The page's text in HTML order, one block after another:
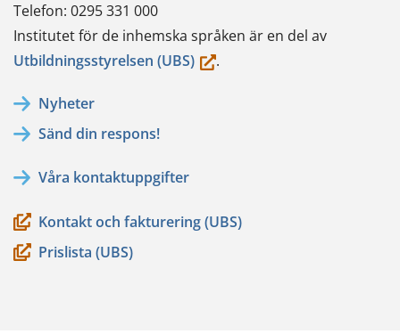
Telefon: 0295 331 000
Institutet för de inhemska språken är en del av
Utbildningsstyrelsen (UBS)(du.
Nyheter
Sänd din respons!
Våra kontaktuppgifter
Kontakt och fakturering (UBS)
Prislista (UBS)